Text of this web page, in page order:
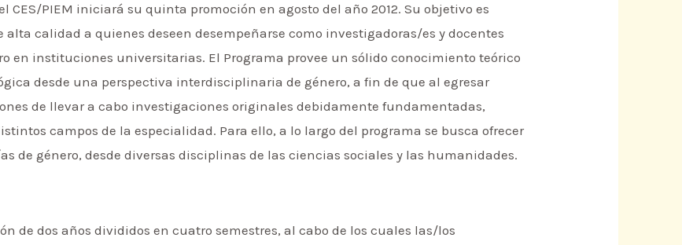
CES/PIEM iniciará su quinta promoción en agosto del año 2012. Su objetivo es
calidad a quienes deseen desempeñarse como investigadoras/es y docentes
en instituciones universitarias. El Programa provee un sólido conocimiento teórico
desde una perspectiva interdisciplinaria de género, a fin de que al egresar
de llevar a cabo investigaciones originales debidamente fundamentadas,
campos de la especialidad. Para ello, a lo largo del programa se busca ofrecer
de género, desde diversas disciplinas de las ciencias sociales y las humanidades.
de dos años divididos en cuatro semestres, al cabo de los cuales las/los